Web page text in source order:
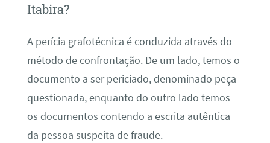
Itabira?
A perícia grafotécnica é conduzida através do
método de confrontação. De um lado, temos o
documento a ser periciado, denominado peça
questionada, enquanto do outro lado temos
os documentos contendo a escrita autêntica
da pessoa suspeita de fraude.